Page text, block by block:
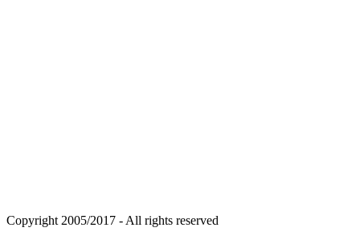
Copyright 2005/2017 - All rights reserved